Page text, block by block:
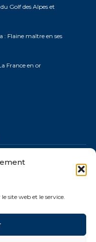
site web et le service.
Golf des Alpes et
Flaine maître en ses
France en or